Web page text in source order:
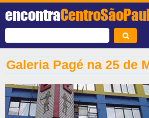
encontra
Galeria Pagé na 25 de